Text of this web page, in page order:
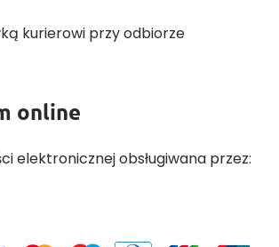
kurierowi przy odbiorze
online
elektronicznej obsługiwana przez: